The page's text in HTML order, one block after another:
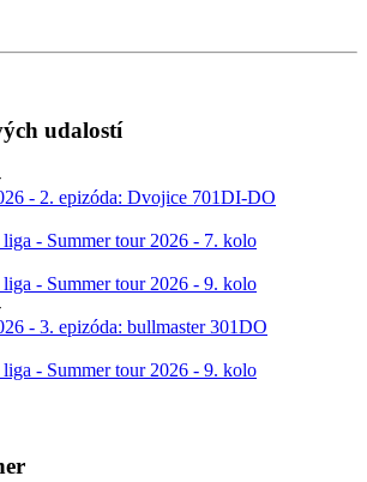
udalostí
- 2. epizóda: Dvojice 701DI-DO
- Summer tour 2026 - 7. kolo
- Summer tour 2026 - 9. kolo
- 3. epizóda: bullmaster 301DO
- Summer tour 2026 - 9. kolo